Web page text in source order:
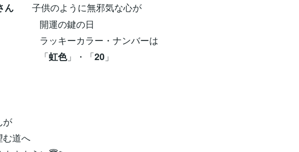
ん 子供のように無邪気な心が
の鍵の日
ーカラー・ナンバーは
虹色」・「20 」
が
む道へ